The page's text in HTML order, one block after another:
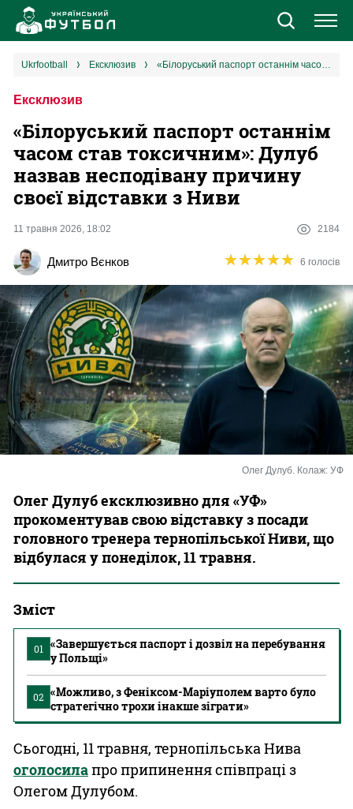
Новини
Єврокубки
УПЛ
Різне
Букмекери
Казино
ukrfootball ексклюзив «Білоруський паспорт останнім часом став токсичним»: Дулуб назвав несподівану причину своєї відставки з Ниви
Ексклюзив
«Білоруський паспорт останнім
часом став токсичним»: Дулуб
назвав несподівану причину
своєї відставки з Ниви
11 травня 2026, 18:02 2184
Дмитро Вєнков ★★★★★
★★★★★ 6 голосів
Олег Дулуб. Колаж: УФ
Олег Дулуб ексклюзивно для «УФ»
прокоментував свою відставку з посади
головного тренера тернопільської Ниви, що
відбулася у понеділок, 11 травня.
Зміст
01
«Завершується паспорт і дозвіл на перебування
у Польщі»
02 «Можливо, з Феніксом-Маріуполем варто було
стратегічно трохи інакше зіграти»
Сьогодні, 11 травня, тернопільська Нива
оголосилапро припинення співпраці з
Олегом Дулубом.